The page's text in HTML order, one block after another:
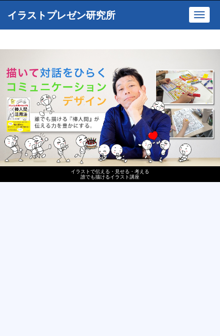
イラストで伝える・見せる・考える
誰でも描けるイラスト講座
イラストプレゼン研究所